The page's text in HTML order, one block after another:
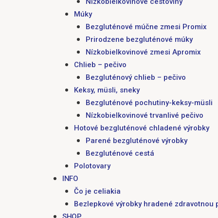
Múky
Bezgluténové múčne zmesi Promix
Prirodzene bezgluténové múky
Nízkobielkovinové zmesi Apromix
Chlieb – pečivo
Bezgluténový chlieb – pečivo
Keksy, müsli, sneky
Bezgluténové pochutiny-keksy-müsli
Nízkobielkovinové trvanlivé pečivo
Hotové bezgluténové chladené výrobky
Parené bezgluténové výrobky
Bezgluténové cestá
Polotovary
INFO
Čo je celiakia
Bezlepkové výrobky hradené zdravotnou